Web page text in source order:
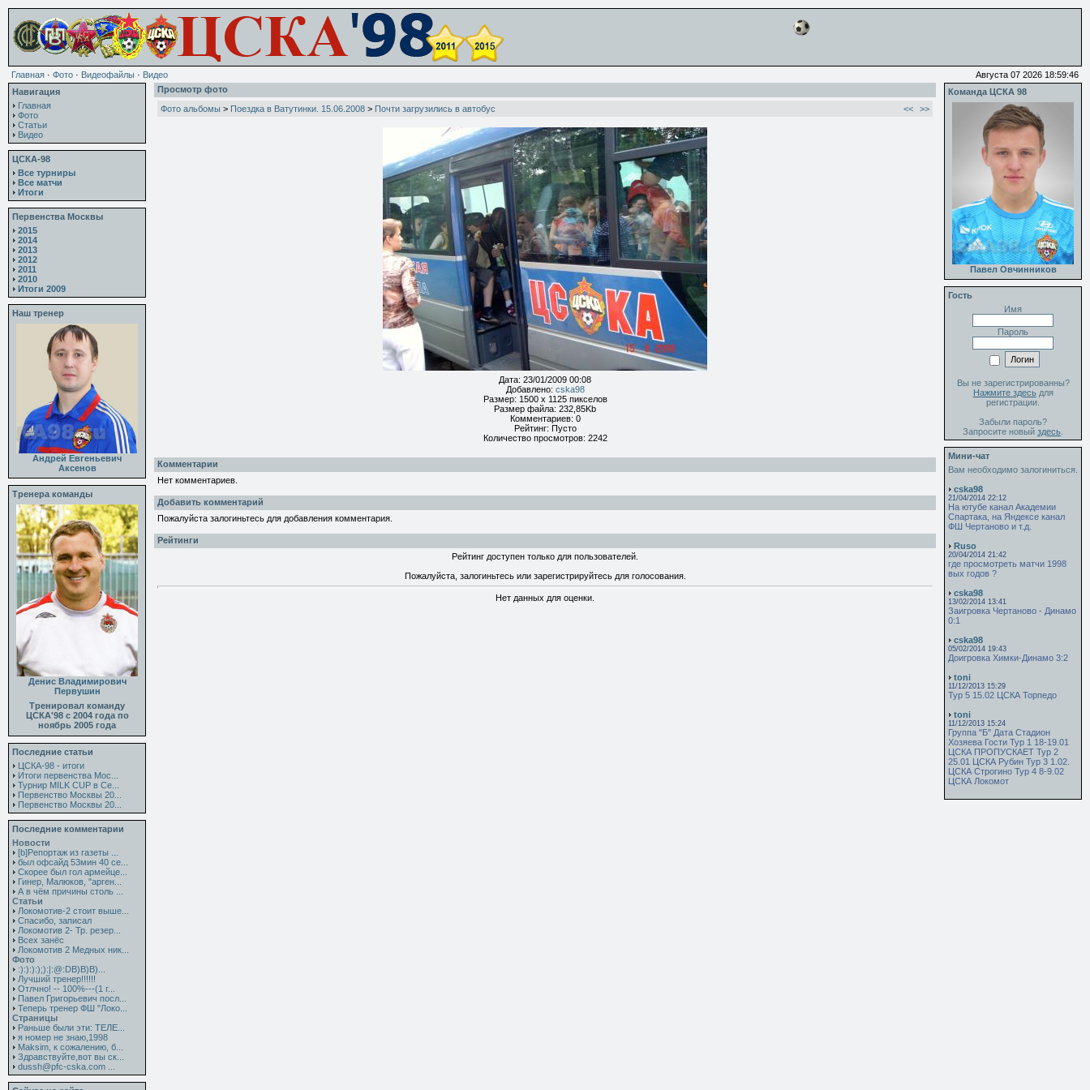
Главная · Фото · Видеофайлы · Видео
Августа 07 2026 18:59:46
Навигация
Главная
Фото
Статьи
Видео
ЦСКА-98
Все турниры
Все матчи
Итоги
Первенства Москвы
2015
2014
2013
2012
2011
2010
Итоги 2009
Наш тренер
Андрей Евгеньевич
Аксенов
Тренера команды
Денис Владимирович
Первушин
Тренировал команду
ЦСКА'98 с 2004 года по
ноябрь 2005 года
Последние статьи
ЦСКА-98 - итоги
Итоги первенства Мос...
Турнир MILK CUP в Се...
Первенство Москвы 20...
Первенство Москвы 20...
Последние комментарии
Новости
[b]Репортаж из газеты ...
был офсайд 53мин 40 се...
Скорее был гол армейце...
Гинер, Малюков, "арген...
А в чём причины столь ...
Статьи
Локомотив-2 стоит выше...
Спасибо, записал
Локомотив 2- Тр. резер...
Всех занёс
Локомотив 2 Медных ник...
Фото
:):):):);):|:@:DB)B)B)...
Лучший тренер!!!!!!
Отлчно! -- 100%---(1 г...
Павел Григорьевич посл...
Теперь тренер ФШ "Локо...
Страницы
Раньше были эти: ТЕЛЕ...
я номер не знаю,1998
Maksim, к сожалению, б...
Здравствуйте,вот вы ск...
dussh@pfc-cska.com ...
Просмотр фото
Фото альбомы > Поездка в Ватутинки. 15.06.2008 > Почти загрузились в автобус << >>
Дата: 23/01/2009 00:08
Добавлено: cska98
Размер: 1500 x 1125 пикселов
Размер файла: 232,85Kb
Комментариев: 0
Рейтинг: Пусто
Количество просмотров: 2242
Комментарии
Нет комментариев.
Добавить комментарий
Пожалуйста залогиньтесь для добавления комментария.
Рейтинги
Рейтинг доступен только для пользователей.
Пожалуйста, залогиньтесь или зарегистрируйтесь для голосования.
Нет данных для оценки.
Команда ЦСКА 98
Павел Овчинников
Гость
Имя
Пароль
Вы не зарегистрированны?
Нажмите здесьдля
регистрации.
Забыли пароль?
Запросите новый здесь
Мини-чат
Вам необходимо залогиниться.
cska98
21/04/2014 22:12
На ютубе канал Академии
Спартака, на Яндексе канал
ФШ Чертаново и т.д.
Ruso
20/04/2014 21:42
где просмотреть матчи 1998
вых годов ?
cska98
13/02/2014 13:41
Заигровка Чертаново - Динамо
0:1
cska98
05/02/2014 19:43
Доигровка Химки-Динамо 3:2
toni
11/12/2013 15:29
Тур 5 15.02 ЦСКА Торпедо
toni
11/12/2013 15:24
Группа "Б" Дата Стадион
Хозяева Гости Тур 1 18-19.01
ЦСКА ПРОПУСКАЕТ Тур 2
25.01 ЦСКА Рубин Тур 3 1.02.
ЦСКА Строгино Тур 4 8-9.02
ЦСКА Локомот